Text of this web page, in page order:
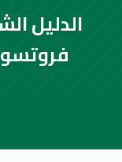
الدليل
فروتسواف